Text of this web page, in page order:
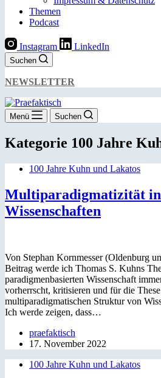
Themen
Podcast
Instagram LinkedIn
Suchen
NEWSLETTER
Menü Suchen
Kategorie 100 Jahre
100 Jahre Kuhn und Lakatos
Multiparadigmatizität in
Wissenschaften
Von Stephan Kornmesser (Oldenburg
Beitrag werde ich Thomas S. Kuhns
paradigmenbasierten Wissenschaft
vorherrscht, kritisieren und für die
multiparadigmatischen Struktur von
Ich werde zeigen, dass…
praefaktisch
17. November 2022
100 Jahre Kuhn und Lakatos